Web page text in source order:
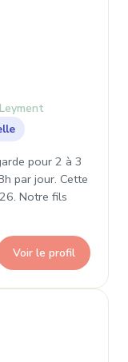
pour 2 à 3
par jour. Cette
Notre fils
Voir le profil